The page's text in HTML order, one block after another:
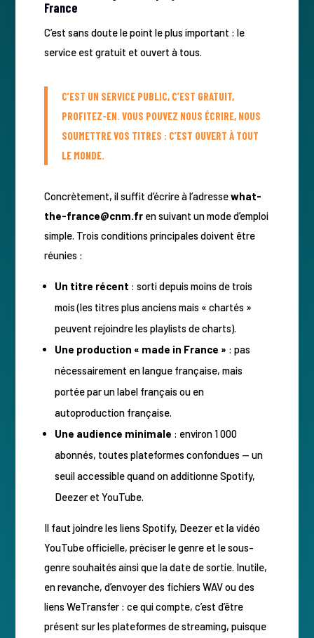
France
C’est sans doute le point le plus important : le
service est gratuit et ouvert à tous.
C’EST UN SERVICE PUBLIC, C’EST GRATUIT,
PROFITEZ-EN. VOUS POUVEZ NOUS ÉCRIRE, NOUS
SOUMETTRE VOS TITRES : C’EST OUVERT À TOUT
LE MONDE.
Concrètement, il suffit d’écrire à l’adressewhat-
the-france@cnm.fren suivant un mode d’emploi
simple. Trois conditions principales doivent être
réunies :
Un titre récent : sorti depuis moins de trois
mois (les titres plus anciens mais « chartés »
peuvent rejoindre les playlists de charts).
Une production « made in France » : pas
nécessairement en langue française, mais
portée par un label français ou en
autoproduction française.
Une audience minimale : environ 1 000
abonnés, toutes plateformes confondues — un
seuil accessible quand on additionne Spotify,
Deezer et YouTube.
Il faut joindre les liens Spotify, Deezer et la vidéo
YouTube officielle, préciser le genre et le sous-
genre souhaités ainsi que la date de sortie. Inutile,
en revanche, d’envoyer des fichiers WAV ou des
liens WeTransfer : ce qui compte, c’est d’être
présent sur les plateformes de streaming, puisque